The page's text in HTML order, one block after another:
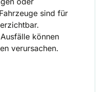
sind für
können
verursachen.